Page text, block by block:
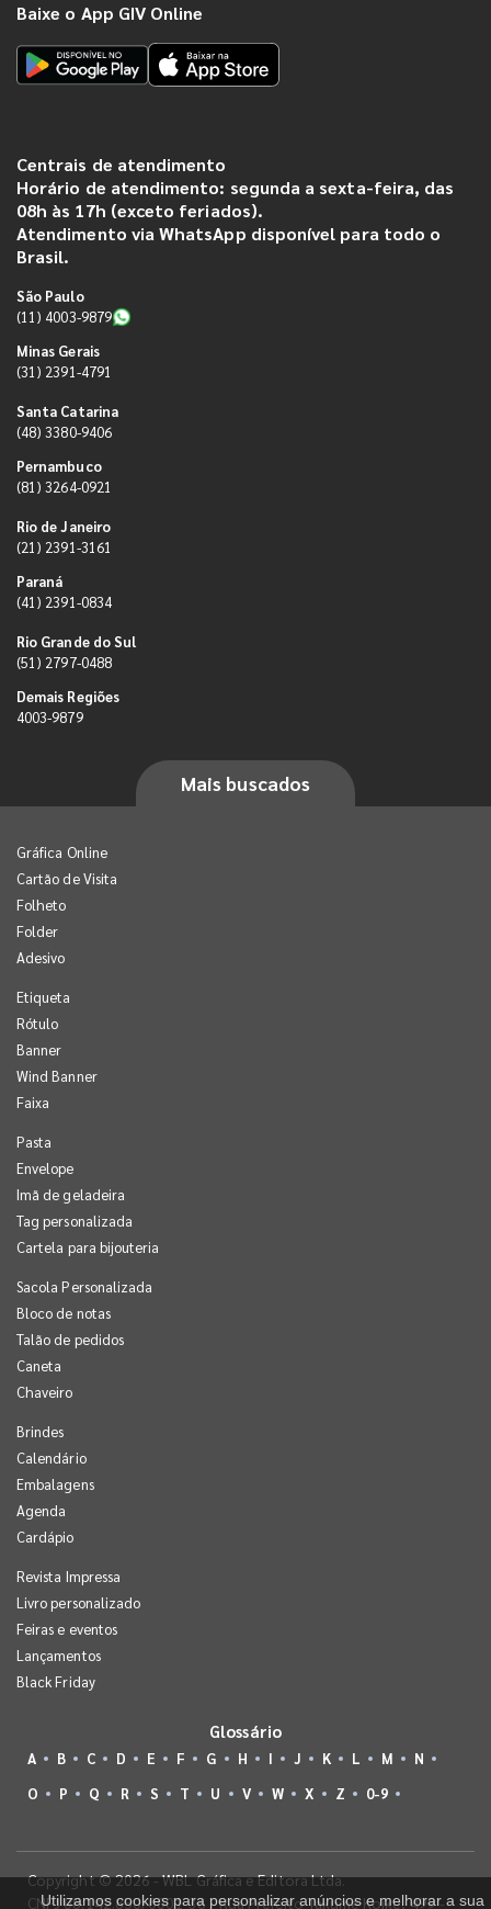
Baixe o App GIV Online
Centrais de atendimento
Horário de atendimento: segunda a sexta-feira, das
08h às 17h (exceto feriados).
Atendimento via WhatsApp disponível para todo o
Brasil.
São Paulo
(11) 4003-9879
Minas Gerais
(31) 2391-4791
Santa Catarina
(48) 3380-9406
Pernambuco
(81) 3264-0921
Rio de Janeiro
(21) 2391-3161
Paraná
(41) 2391-0834
Rio Grande do Sul
(51) 2797-0488
Demais Regiões
4003-9879
Mais buscados
Gráfica Online
Cartão de Visita
Folheto
Folder
Adesivo
Etiqueta
Rótulo
Banner
Wind Banner
Faixa
Pasta
Envelope
Imã de geladeira
Tag personalizada
Cartela para bijouteria
Sacola Personalizada
Bloco de notas
Talão de pedidos
Caneta
Chaveiro
Brindes
Calendário
Embalagens
Agenda
Cardápio
Revista Impressa
Livro personalizado
Feiras e eventos
Lançamentos
Black Friday
Glossário
A B C D E F G H I J K L M
N
O
P Q R S T U V W X Z 0-9
Copyright © 2026 - WBL Gráfica e Editora Ltda.
CNPJ 08.142.850/0001-36 - Rua Prefeito Takume Koike, 499 -
Utilizamos cookies para personalizar anúncios e melhorar a sua